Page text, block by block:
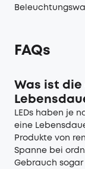
FAQs
Was ist
LEDs haben je
eine
Produkte von
Spanne bei
Gebrauch